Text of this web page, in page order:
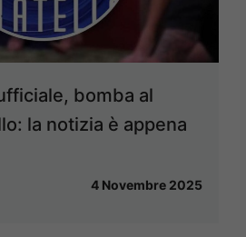
bomba al
la notizia è appena
4 Novembre 2025